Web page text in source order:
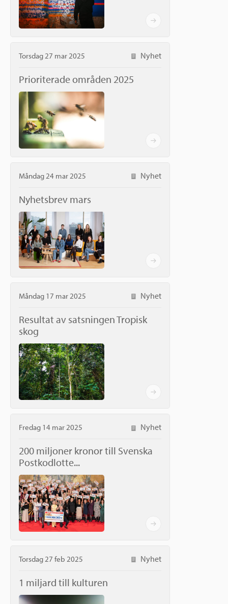
Torsdag 27 mar 2025 Nyhet
Prioriterade områden 2025
Måndag 24 mar 2025 Nyhet
Nyhetsbrev mars
Måndag 17 mar 2025 Nyhet
Resultat av satsningen Tropisk
skog
Fredag 14 mar 2025 Nyhet
200 miljoner kronor till Svenska
Postkodlotte...
Torsdag 27 feb 2025 Nyhet
1 miljard till kulturen